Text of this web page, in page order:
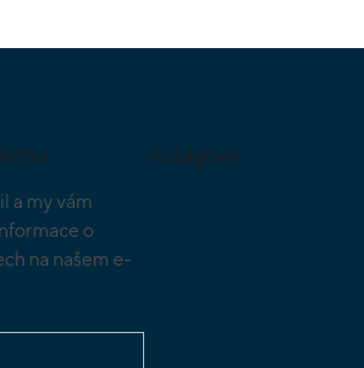
a my vám
o
na našem e-
Instagram